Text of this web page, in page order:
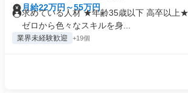
月給22万円～55万円
求めている人材 ★年齢35歳以下 高卒以上
ゼロから色々なスキルを身...
業界未経験歓迎 +19個